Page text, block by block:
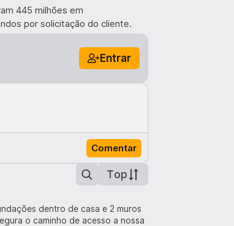
445 milhões em
por solicitação do cliente.
Entrar
Comentar
Top
dentro de casa e 2 muros
o caminho de acesso a nossa